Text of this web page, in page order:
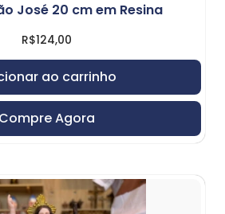
José 20 cm em Resina
R$124,00
ao carrinho
Compre Agora